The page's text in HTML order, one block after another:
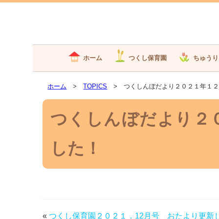
ホーム つくし保育園 ちゅう
ホーム >TOPICS > つくしんぼだより２０２１年１２
つくしんぼだより２
した！
« つくし保育園２０２１．12月号 おたより更新